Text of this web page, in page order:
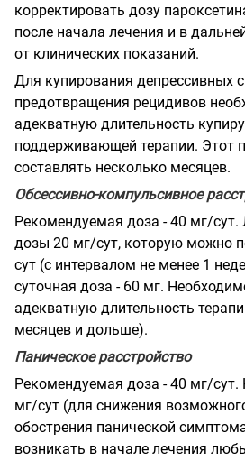
корректировать дозу
после начала лечения и в
от клинических показаний.
Для купирования депрессивных
предотвращения рецидивов
адекватную длительность
поддерживающей терапии. Этот
составлять несколько месяцев.
Обсессивно-компульсивное
Рекомендуемая доза - 40 мг/сут.
дозы 20 мг/сут, которую можно
сут (с интервалом не менее 1
суточная доза - 60 мг.
адекватную длительность
месяцев и дольше).
Паническое расстройство
Рекомендуемая доза - 40 мг/сут.
мг/сут (для снижения
обострения панической
возникать в начале лечения